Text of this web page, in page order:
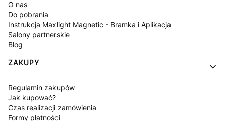
O nas
Do pobrania
Instrukcja Maxlight Magnetic - Bramka i Aplikacja
Salony partnerskie
Blog
ZAKUPY
Regulamin zakupów
Jak kupować?
Czas realizacji zamówienia
Formy płatności